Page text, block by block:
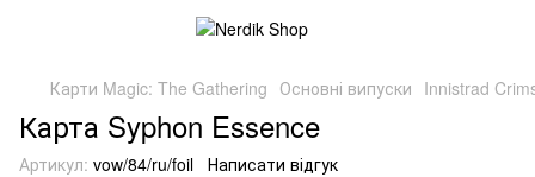
Карти Magic: The Gathering Основні випуски Innistrad
Карта Syphon Essence
Артикул: vow/84/ru/foil Написати відгук